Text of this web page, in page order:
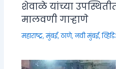
शेवाळे यांच्या
मालवणी गाऱ्हाणे
महाराष्ट्र,मुंबई, ठाणे, नवी मुंबई,